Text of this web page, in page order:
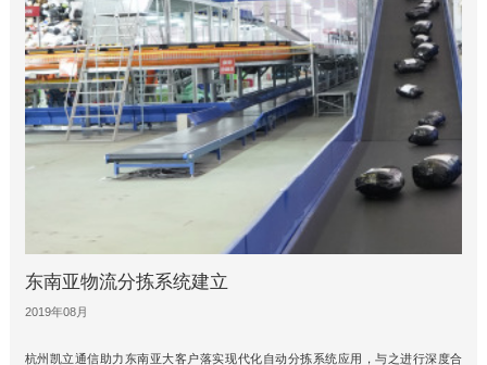
东南亚物流分拣系统建立
2019年08月
杭州凯立通信助力东南亚大客户落实现代化自动分拣系统应用，与之进行深度合